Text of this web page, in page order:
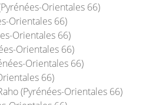
Orientales 66)
Orientales 66)
Orientales 66)
Orientales 66)
Orientales 66)
66)
(Pyrénées-Orientales 66)